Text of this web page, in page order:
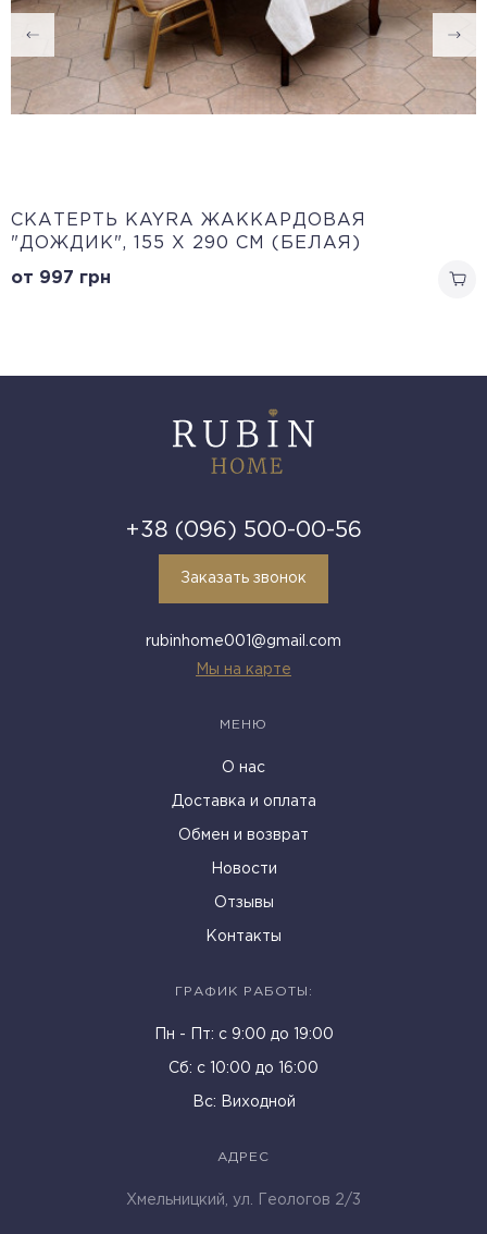
CКАТЕРТЬ KAYRA ЖАККАРДОВАЯ
"ДОЖДИК", 155 Х 290 СМ (БЕЛАЯ)
от 997 грн
+38 (096) 500-00-56
Заказать звонок
rubinhome001@gmail.com
Мы на карте
МЕНЮ
О нас
Доставка и оплата
Обмен и возврат
Новости
Отзывы
Контакты
ГРАФИК РАБОТЫ:
Пн - Пт: c 9:00 до 19:00
Cб: с 10:00 до 16:00
Вс: Виходной
АДРЕС
Хмельницкий, ул. Геологов 2/3